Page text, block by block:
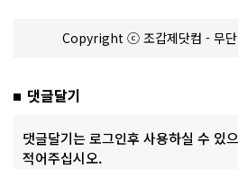
Copyright ⓒ 조갑제닷컴 - 무단
댓글달기
댓글달기는 로그인후 사용하실 수 있
적어주십시오.